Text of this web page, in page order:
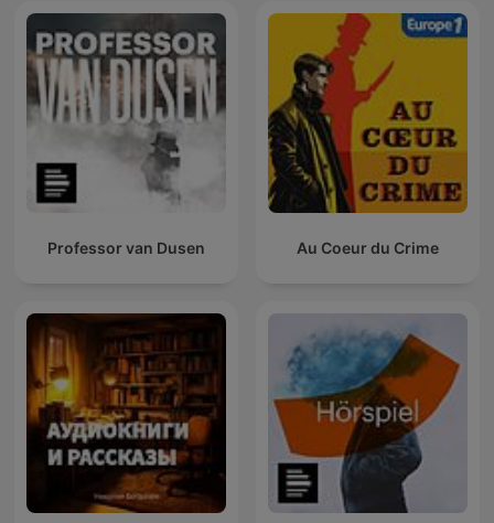
Professor van Dusen Au Coeur du Crime